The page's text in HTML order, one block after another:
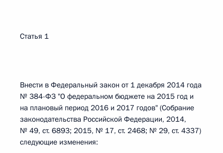
Статья 1
Внести в Федеральный закон от 1 декабря 2014 года
№ 384-ФЗ "О федеральном бюджете на 2015 год и
на плановый период 2016 и 2017 годов" (Собрание
законодательства Российской Федерации, 2014,
№ 49, ст. 6893; 2015, № 17, ст. 2468; № 29, ст. 4337)
следующие изменения: